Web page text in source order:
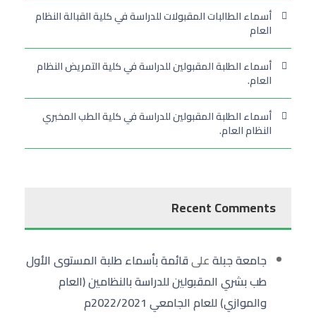
أسماء الطالبات المقبولات للدراسة في كلية القبالة النظام
العام
أسماء الطلبة المقبولين للدراسة في كلية التمريض النظام
العام.
أسماء الطلبة المقبولين للدراسة في كلية الطب المخبري
النظام العام.
Recent Comments
جامعة جبلةعلىقائمة بأسماء طلبة المستوى الأول
طب بشري المقبولين للدراسة بالنظامين (العام
والموازي) للعام الجامعي 2022/2021م